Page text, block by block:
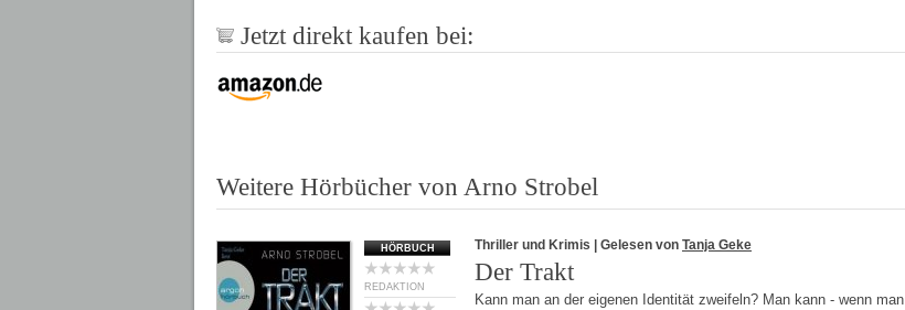
Jetzt direkt kaufen bei:
Weitere Hörbücher von Arno Strobel
HÖRBUCH
REDAKTION
Thriller und Krimis | Gelesen von Tanja Geke
Der Trakt
Kann man an der eigenen Identität zweifeln? Man kann - wenn man